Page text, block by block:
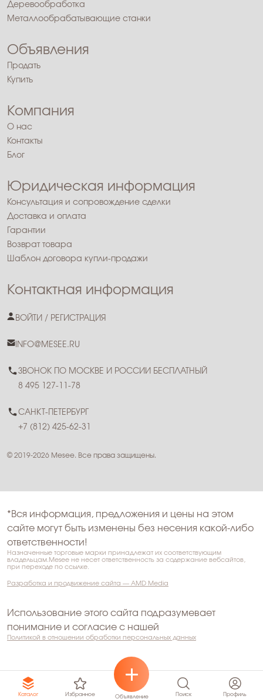
Деревообработка
Металлообрабатывающие станки
Объявления
Продать
Купить
Компания
О нас
Контакты
Блог
Юридическая информация
Консультация и сопровождение сделки
Доставка и оплата
Гарантии
Возврат товара
Шаблон договора купли-продажи
Контактная информация
ВОЙТИ / РЕГИСТРАЦИЯ
INFO@MESEE.RU
ЗВОНОК ПО МОСКВЕ И РОССИИ БЕСПЛАТНЫЙ
8 495 127-11-78
САНКТ-ПЕТЕРБУРГ
+7 (812) 425-62-31
© 2019-2026 Mesee. Все права защищены.
*Вся информация, предложения и цены на этом
сайте могут быть изменены без несения какой-либо
ответственности!
Назначенные торговые марки принадлежат их соответствующим
владельцам.Mesee не несет ответственность за содержание вебсайтов,
при переходе по ссылке.
Разработка и продвижение сайта — AMD Media
Использование этого сайта подразумевает
понимание и согласие с нашей
Политикой в отношении обработки персональных данных
Каталог Избранное Объявление Поиск Профиль